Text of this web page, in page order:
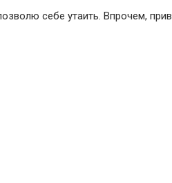
себе утаить. Впрочем,